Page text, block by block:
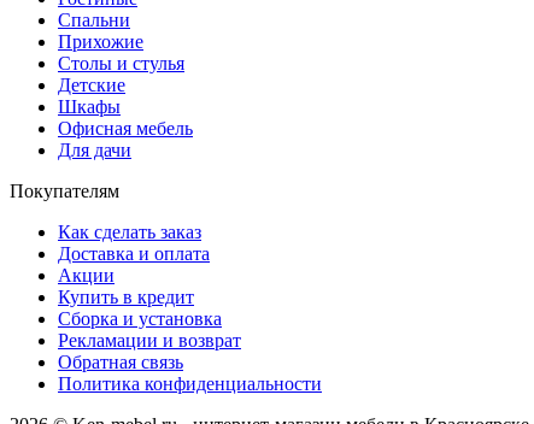
Спальни
Прихожие
Столы и стулья
Детские
Шкафы
Офисная мебель
Для дачи
Покупателям
Как сделать заказ
Доставка и оплата
Акции
Купить в кредит
Сборка и установка
Рекламации и возврат
Обратная связь
Политика конфиденциальности